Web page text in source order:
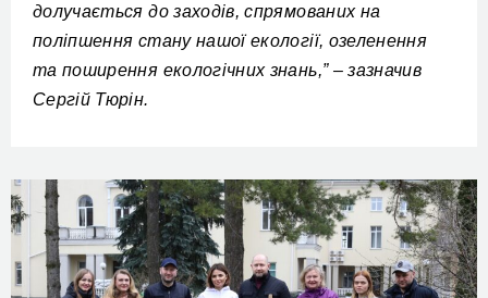
долучається до заходів, спрямованих на
поліпшення стану нашої екології, озеленення
та поширення екологічних знань,” – зазначив
Сергій Тюрін.